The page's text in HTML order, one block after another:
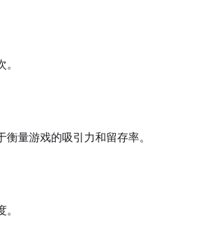
量游戏的吸引力和留存率。